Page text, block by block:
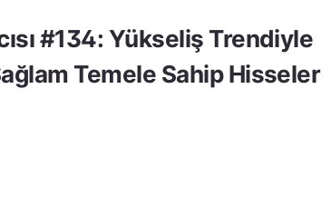
#134: Yükseliş Trendiyle
Temele Sahip Hisseler